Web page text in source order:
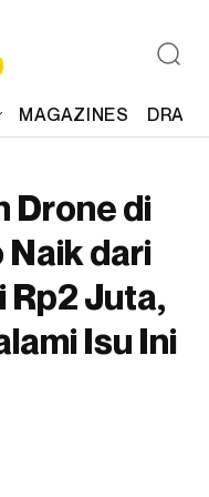
MAGAZINES
Drone di
Naik dari
Rp2 Juta,
Isu Ini